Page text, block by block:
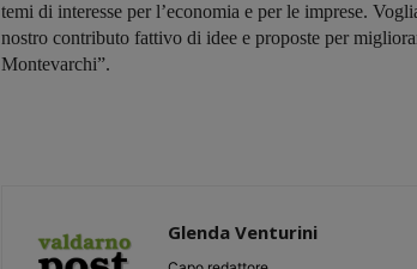
temi di interesse per l’economia e per le imprese.
nostro contributo fattivo di idee e proposte per
Montevarchi”.
Glenda Venturini